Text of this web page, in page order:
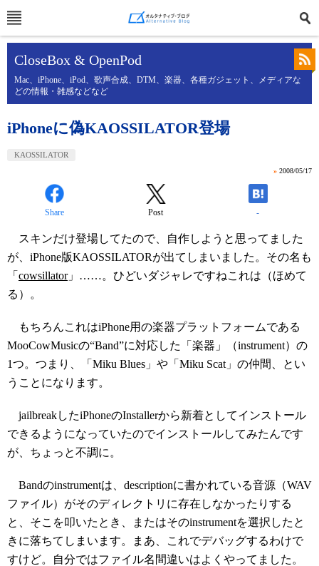
CloseBox & OpenPod
Mac、iPhone、iPod、歌声合成、DTM、楽器、各種ガジェット、メディアな
どの情報・雑感などなど
iPhoneに偽KAOSSILATOR登場
KAOSSILATOR
» 2008/05/17
Share Post -
スキンだけ登場してたので、自作しようと思ってました
が、iPhone版KAOSSILATORが出てしまいました。その名も
「 cowsillator」……。ひどいダジャレですねこれは（ほめて
る）。
もちろんこれはiPhone用の楽器プラットフォームである
MooCowMusicの“Band”に対応した「楽器」（instrument）の
1つ。つまり、「Miku Blues」や「Miku Scat」の仲間、とい
うことになります。
jailbreakしたiPhoneのInstallerから新着としてインストール
できるようになっていたのでインストールしてみたんです
が、ちょっと不調に。
Bandのinstrumentは、descriptionに書かれている音源（WAV
ファイル）がそのディレクトリに存在しなかったりする
と、そこを叩いたとき、またはそのinstrumentを選択したと
きに落ちてしまいます。まあ、これでデバッグするわけで
すけど。自分ではファイル名間違いはよくやってました。